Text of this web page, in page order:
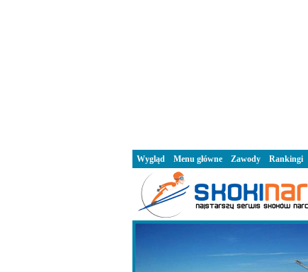
Wygląd Menu główne Zawody Rankingi